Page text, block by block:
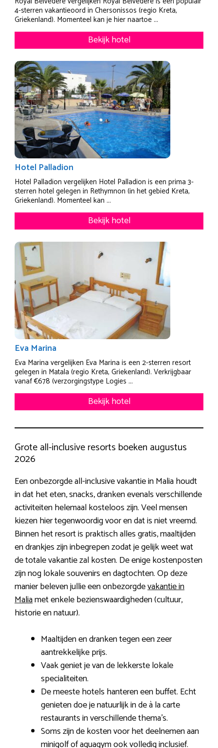
4-sterren vakantieoord in Chersonissos (regio Kreta,
Griekenland). Momenteel kan je hier naartoe ...
Bekijk hotel
Hotel Palladion
Hotel Palladion vergelijken Hotel Palladion is een prima 3-
sterren hotel gelegen in Rethymnon (in het gebied Kreta,
Griekenland). Momenteel kan ...
Bekijk hotel
Eva Marina
Eva Marina vergelijken Eva Marina is een 2-sterren resort
gelegen in Matala (regio Kreta, Griekenland). Verkrijgbaar
vanaf €678 (verzorgingstype Logies ...
Bekijk hotel
Grote all-inclusive resorts boeken augustus
2026
Een onbezorgde all-inclusive vakantie in Malia houdt
in dat het eten, snacks, dranken evenals verschillende
activiteiten helemaal kosteloos zijn. Veel mensen
kiezen hier tegenwoordig voor en dat is niet vreemd.
Binnen het resort is praktisch alles gratis, maaltijden
en drankjes zijn inbegrepen zodat je gelijk weet wat
de totale vakantie zal kosten. De enige kostenposten
zijn nog lokale souvenirs en dagtochten. Op deze
manier beleven jullie een onbezorgdevakantie in
Maliamet enkele bezienswaardigheden (cultuur,
historie en natuur).
Maaltijden en dranken tegen een zeer
aantrekkelijke prijs.
Vaak geniet je van de lekkerste lokale
specialiteiten.
De meeste hotels hanteren een buffet. Echt
genieten doe je natuurlijk in de à la carte
restaurants in verschillende thema’s.
Soms zijn de kosten voor het deelnemen aan
minigolf of aquagym ook volledig inclusief.